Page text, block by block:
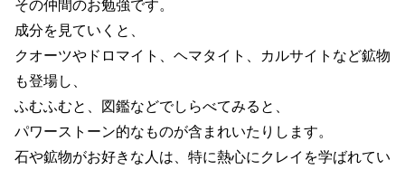
その仲間のお勉強です。
成分を見ていくと、
クオーツやドロマイト、ヘマタイト、カルサイトなど鉱物
も登場し、
ふむふむと、図鑑などでしらべてみると、
パワーストーン的なものが含まれいたりします。
石や鉱物がお好きな人は、特に熱心にクレイを学ばれてい